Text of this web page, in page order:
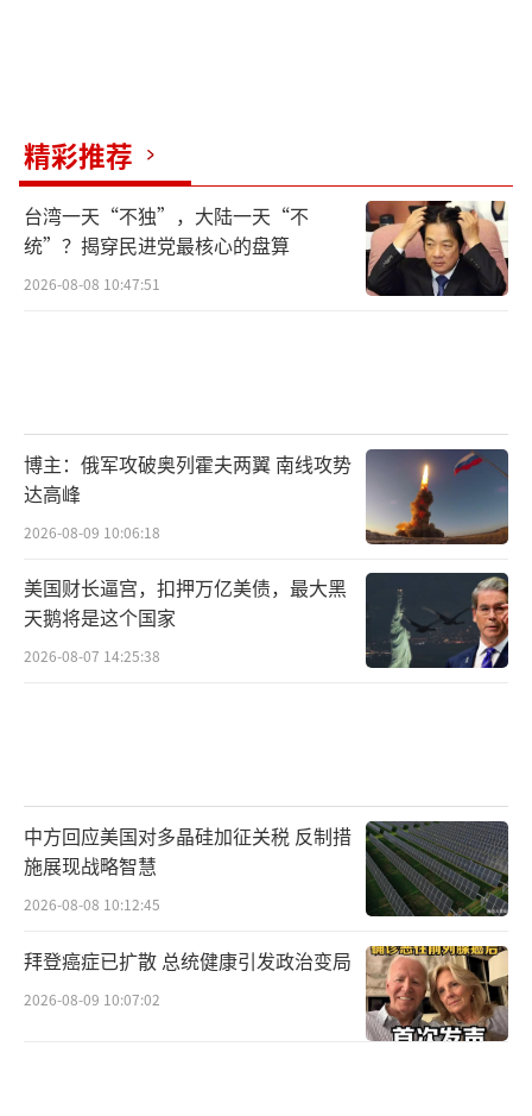
精彩推荐
台湾一天“不独”，大陆一天“不
统”？揭穿民进党最核心的盘算
2026-08-08 10:47:51
博主：俄军攻破奥列霍夫两翼 南线攻势
达高峰
2026-08-09 10:06:18
美国财长逼宫，扣押万亿美债，最大黑
天鹅将是这个国家
2026-08-07 14:25:38
中方回应美国对多晶硅加征关税 反制措
施展现战略智慧
2026-08-08 10:12:45
拜登癌症已扩散 总统健康引发政治变局
2026-08-09 10:07:02